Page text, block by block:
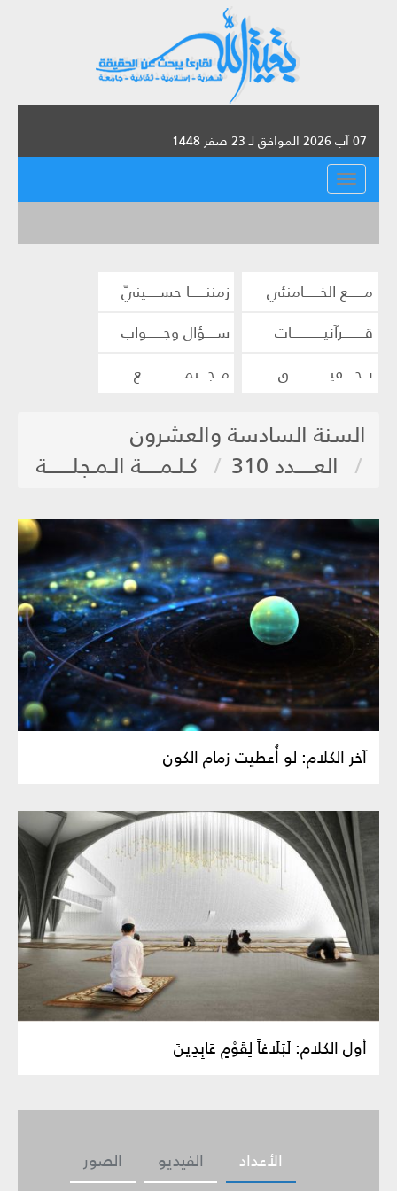
07 آب 2026 الموافق لـ 23 صفر 1448
القائمة
مــــــع الخــــــامنئي
زمننــــــا حســـــينيّ
قــــــــرآنيــــــــــــات
ســــؤال وجــــــواب
تــحــــقيـــــــــــــــق
مــجـــتمــــــــــــــــع
السنة السادسة والعشرون
العـــــدد 310
كـلـمـــــة الـمـجلـــــــة
آخر الكلام: لو أُعطيت زمام الكون
أول الكلام: لَبَلَاغاً لِقَوْمٍ عَابِدِينَ
الصور الفيديو الأعداد